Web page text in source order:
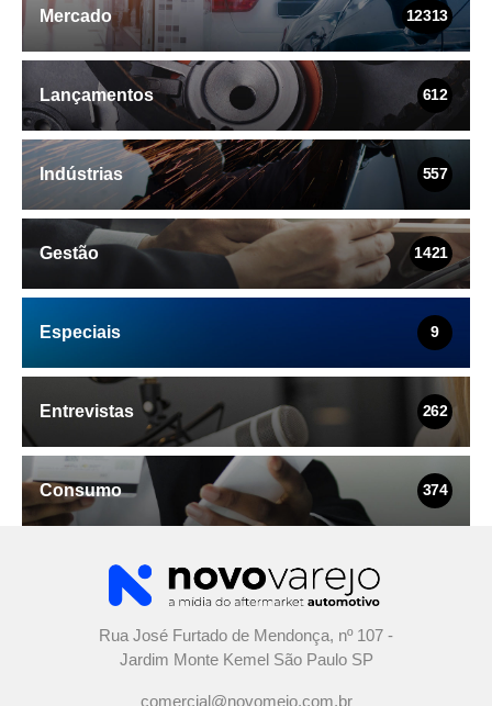
Mercado 12313
Lançamentos 612
Indústrias 557
Gestão 1421
Especiais 9
Entrevistas 262
Consumo 374
Rua José Furtado de Mendonça, nº 107 -
Jardim Monte Kemel São Paulo SP
comercial@novomeio.com.br